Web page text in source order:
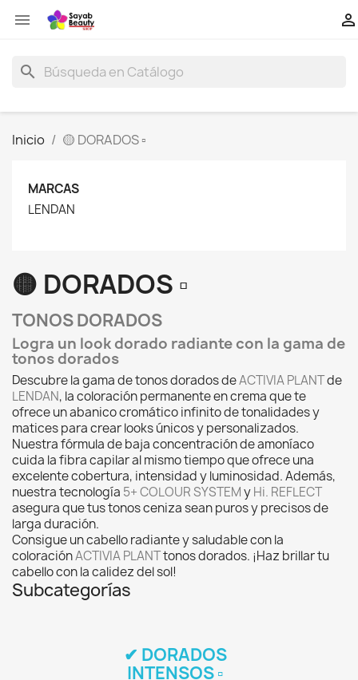
 
search
Inicio 🟡 DORADOS ▫
MARCAS
LENDAN
🟡 DORADOS ▫
TONOS DORADOS
Logra un look dorado radiante con la gama de
tonos dorados
Descubre la gama de tonos dorados deACTIVIA PLANTde
LENDAN, la coloración permanente en crema que te
ofrece un abanico cromático infinito de tonalidades y
matices para crear looks únicos y personalizados.
Nuestra fórmula de baja concentración de amoníaco
cuida la fibra capilar al mismo tiempo que ofrece una
excelente cobertura, intensidad y luminosidad. Además,
nuestra tecnología 5+ COLOUR SYSTEMyHi. REFLECT
asegura que tus tonos ceniza sean puros y precisos de
larga duración.
Consigue un cabello radiante y saludable con la
coloraciónACTIVIA PLANTtonos dorados. ¡Haz brillar tu
cabello con la calidez del sol!
Subcategorías
✔ DORADOS
INTENSOS ▫